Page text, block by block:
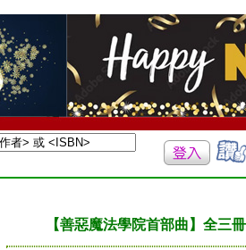
【善惡魔法學院首部曲】全三